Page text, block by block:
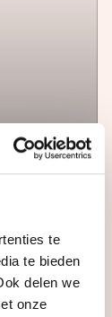
te
te bieden
delen we
onze